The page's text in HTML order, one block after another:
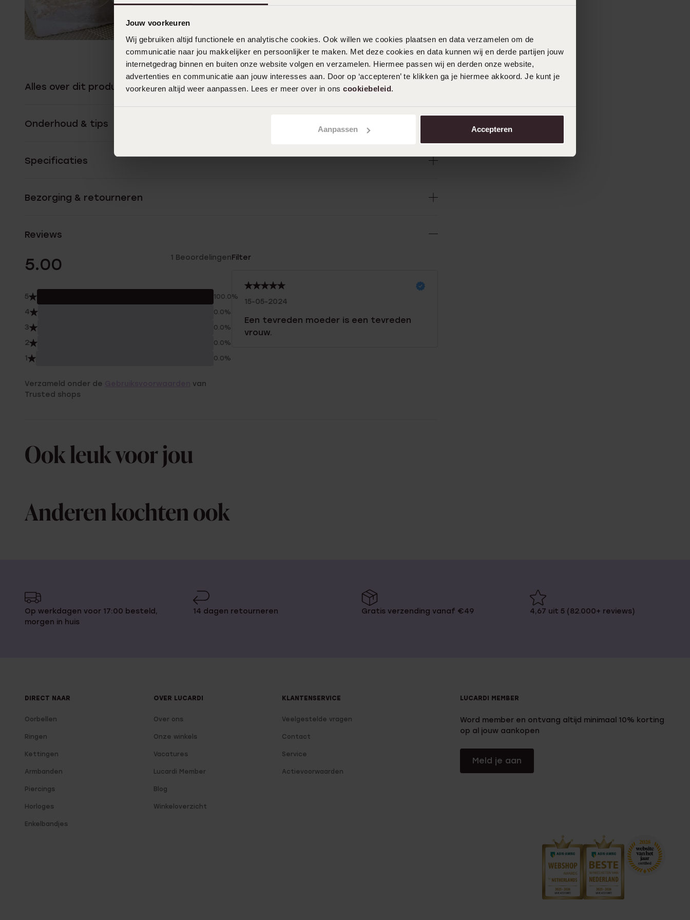
Jouw voorkeuren
Wij gebruiken altijd functionele en analytische cookies. Ook willen we cookies plaatsen en data verzamelen om de
communicatie naar jou makkelijker en persoonlijker te maken. Met deze cookies en data kunnen wij en derde partijen jouw
internetgedrag binnen en buiten onze website volgen en verzamelen. Hiermee passen wij en derden onze website,
advertenties en communicatie aan jouw interesses aan. Door op ‘accepteren’ te klikken ga je hiermee akkoord. Je kunt je
voorkeuren altijd weer aanpassen. Lees er meer over in ons cookiebeleid.
Aanpassen Accepteren
Alles over dit product
Onderhoud & tips
Specificaties
Bezorging & retourneren
Reviews
5.00 1 Beoordelingen
5 100.0%
4 0.0%
3 0.0%
2 0.0%
1 0.0%
Verzameld onder de
van
Trusted shops
Filter
15-05-2024
Een tevreden moeder is een tevreden
vrouw.
Ook leuk voor jou
Anderen kochten ook
Op werkdagen voor 17:00 besteld,
morgen in huis
14 dagen retourneren Gratis verzending vanaf €49 4,67 uit 5 (82.000+ reviews)
DIRECT NAAR
Oorbellen
Ringen
Kettingen
Armbanden
Piercings
Horloges
Enkelbandjes
OVER LUCARDI
Over ons
Onze winkels
Vacatures
Lucardi Member
Blog
Winkeloverzicht
KLANTENSERVICE
Veelgestelde vragen
Contact
Service
Actievoorwaarden
LUCARDI MEMBER
Word member en ontvang altijd minimaal 10% korting
op al jouw aankopen
Meld je aan